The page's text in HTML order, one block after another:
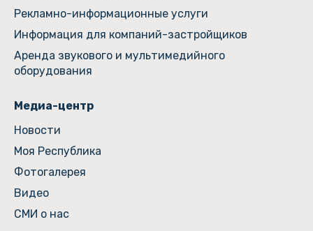
Рекламно-информационные услуги
Информация для компаний-застройщиков
Аренда звукового и мультимедийного
оборудования
Медиа-центр
Новости
Моя Республика
Фотогалерея
Видео
СМИ о нас